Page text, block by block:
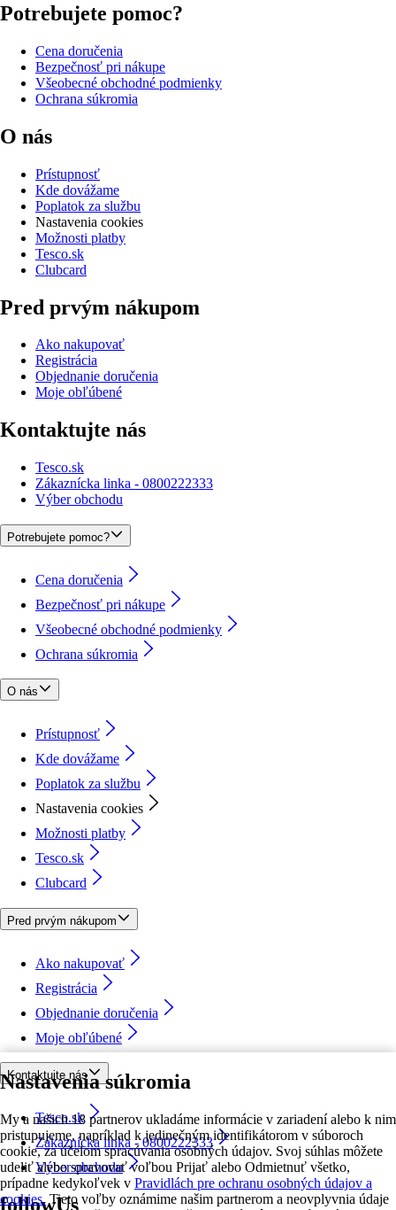
Nastavenia súkromia
My a našich 18 partnerov ukladáme informácie v zariadení alebo k nim
pristupujeme, napríklad k jedinečným identifikátorom v súboroch
cookie, za účelom spracúvania osobných údajov. Svoj súhlas môžete
udeliť alebo spravovať voľbou Prijať alebo Odmietnuť všetko,
prípadne kedykoľvek v Pravidlách pre ochranu osobných údajov a
cookies. Tieto voľby oznámime našim partnerom a neovplyvnia údaje
Potrebujete pomoc?
Cena doručenia
Bezpečnosť pri nákupe
Všeobecné obchodné podmienky
Ochrana súkromia
O nás
Prístupnosť
Kde dovážame
Poplatok za službu
Nastavenia cookies
Možnosti platby
Tesco.sk
Clubcard
Pred prvým nákupom
Ako nakupovať
Registrácia
Objednanie doručenia
Moje obľúbené
Kontaktujte nás
Tesco.sk
Zákaznícka linka - 0800222333
Výber obchodu
Potrebujete pomoc?
Cena doručenia
Bezpečnosť pri nákupe
Všeobecné obchodné podmienky
Ochrana súkromia
O nás
Prístupnosť
Kde dovážame
Poplatok za službu
Nastavenia cookies
Možnosti platby
Tesco.sk
Clubcard
Pred prvým nákupom
Ako nakupovať
Registrácia
Objednanie doručenia
Moje obľúbené
Kontaktujte nás
Tesco.sk
Zákaznícka linka - 0800222333
Výber obchodu
followUs